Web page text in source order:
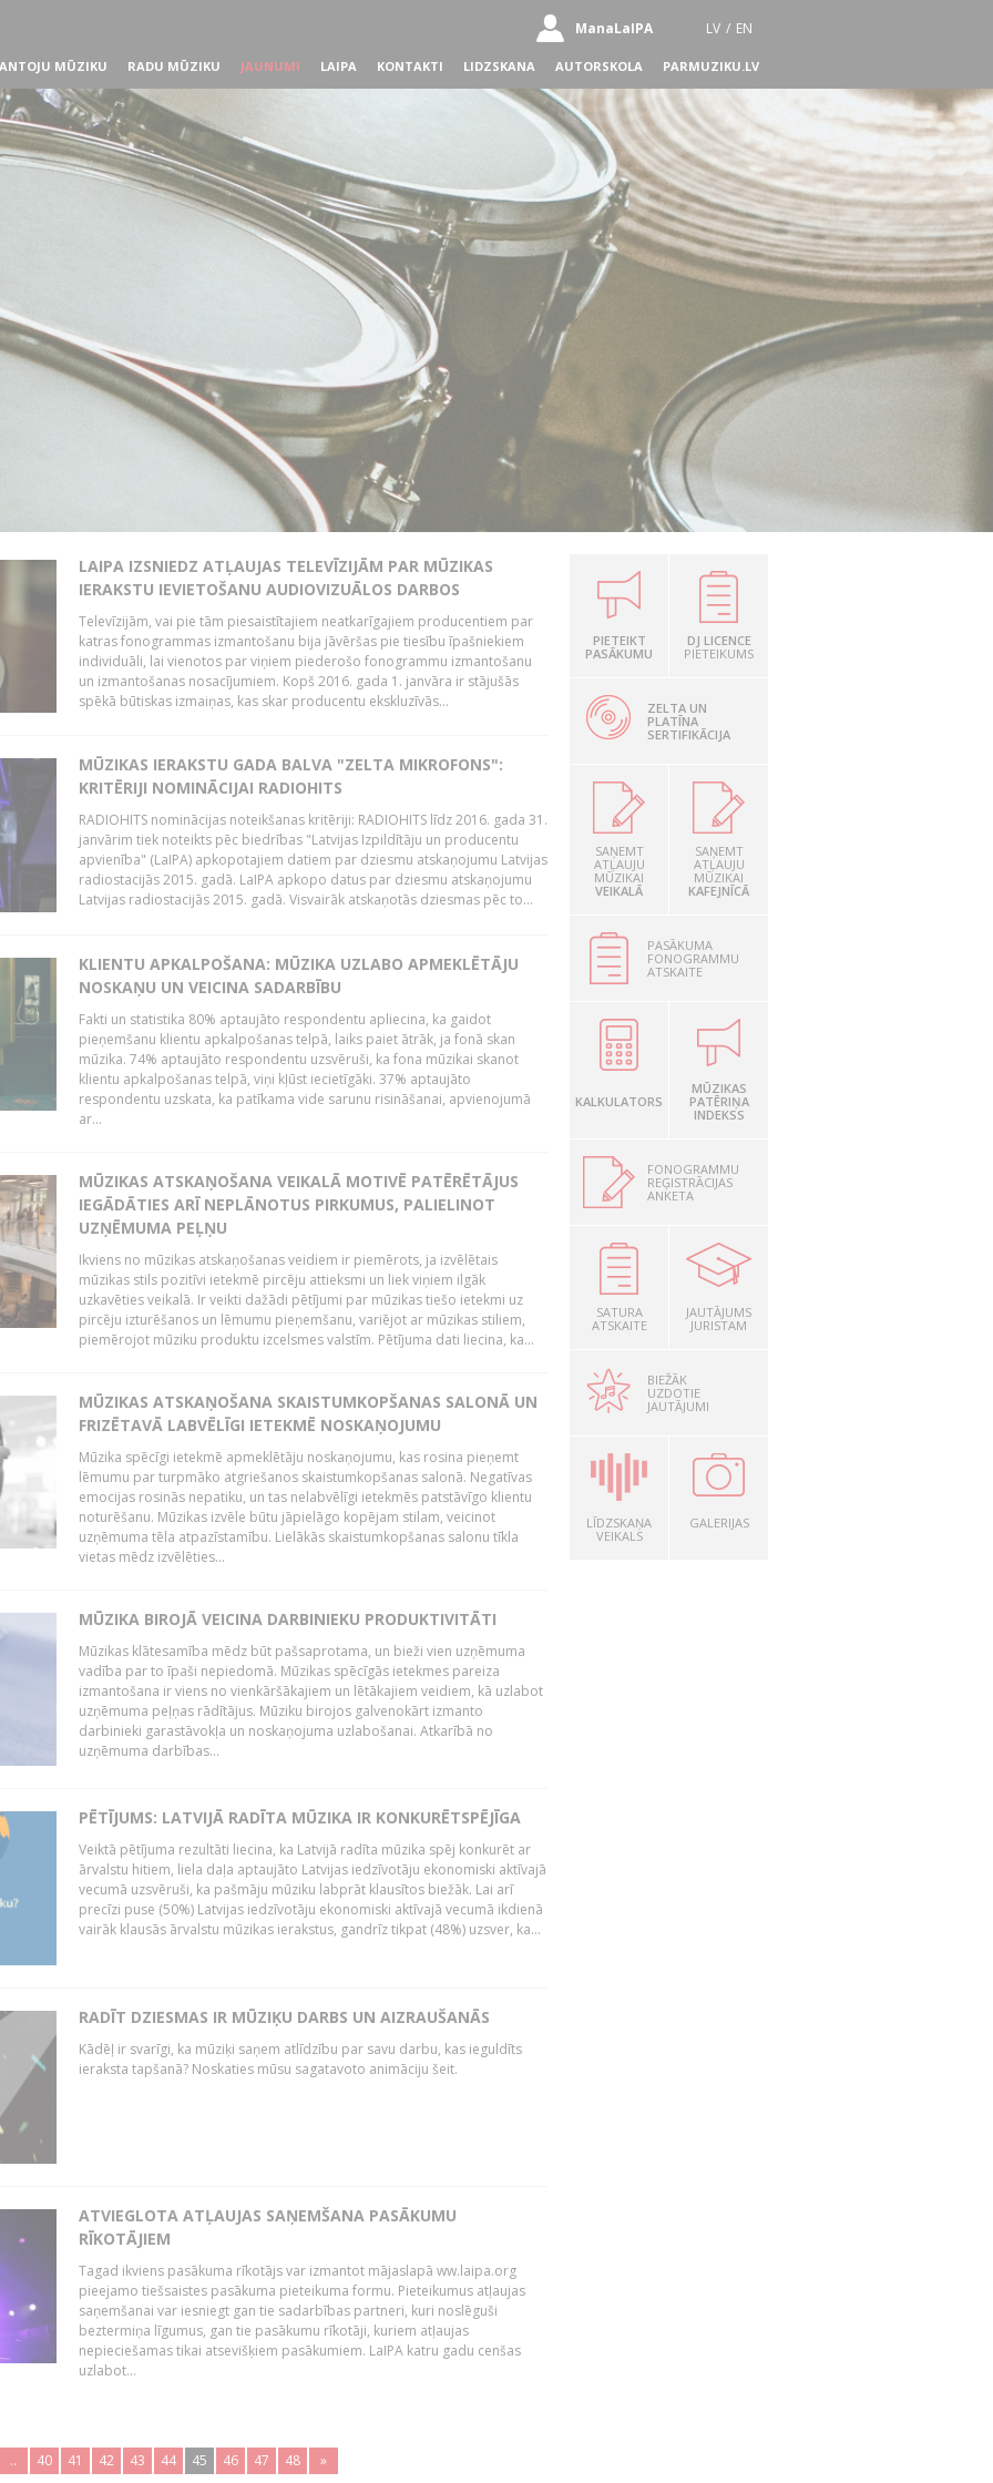
ManaLaIPA LV / EN
MŪZIKU RADU MŪZIKU JAUNUMI LAIPA KONTAKTI LIDZSKANA AUTORSKOLA PARMUZIKU.LV
LAIPA IZSNIEDZ ATĻAUJAS TELEVĪZIJĀM PAR MŪZIKAS
IERAKSTU IEVIETOŠANU AUDIOVIZUĀLOS DARBOS
Televīzijām, vai pie tām piesaistītajiem neatkarīgajiem producentiem par
katras fonogrammas izmantošanu bija jāvēršas pie tiesību īpašniekiem
individuāli, lai vienotos par viņiem piederošo fonogrammu izmantošanu
un izmantošanas nosacījumiem. Kopš 2016. gada 1. janvāra ir stājušās
spēkā būtiskas izmaiņas, kas skar producentu ekskluzīvās...
MŪZIKAS IERAKSTU GADA BALVA "ZELTA MIKROFONS":
KRITĒRIJI NOMINĀCIJAI RADIOHITS
RADIOHITS nominācijas noteikšanas kritēriji: RADIOHITS līdz 2016. gada 31.
janvārim tiek noteikts pēc biedrības "Latvijas Izpildītāju un producentu
apvienība" (LaIPA) apkopotajiem datiem par dziesmu atskaņojumu Latvijas
radiostacijās 2015. gadā. LaIPA apkopo datus par dziesmu atskaņojumu
Latvijas radiostacijās 2015. gadā. Visvairāk atskaņotās dziesmas pēc to...
KLIENTU APKALPOŠANA: MŪZIKA UZLABO APMEKLĒTĀJU
NOSKAŅU UN VEICINA SADARBĪBU
Fakti un statistika 80% aptaujāto respondentu apliecina, ka gaidot
pieņemšanu klientu apkalpošanas telpā, laiks paiet ātrāk, ja fonā skan
mūzika. 74% aptaujāto respondentu uzsvēruši, ka fona mūzikai skanot
klientu apkalpošanas telpā, viņi kļūst iecietīgāki. 37% aptaujāto
respondentu uzskata, ka patīkama vide sarunu risināšanai, apvienojumā
ar...
MŪZIKAS ATSKAŅOŠANA VEIKALĀ MOTIVĒ PATĒRĒTĀJUS
IEGĀDĀTIES ARĪ NEPLĀNOTUS PIRKUMUS, PALIELINOT
UZŅĒMUMA PEĻŅU
Ikviens no mūzikas atskaņošanas veidiem ir piemērots, ja izvēlētais
mūzikas stils pozitīvi ietekmē pircēju attieksmi un liek viņiem ilgāk
uzkavēties veikalā. Ir veikti dažādi pētījumi par mūzikas tiešo ietekmi uz
pircēju izturēšanos un lēmumu pieņemšanu, variējot ar mūzikas stiliem,
piemērojot mūziku produktu izcelsmes valstīm. Pētījuma dati liecina, ka...
MŪZIKAS ATSKAŅOŠANA SKAISTUMKOPŠANAS SALONĀ UN
FRIZĒTAVĀ LABVĒLĪGI IETEKMĒ NOSKAŅOJUMU
Mūzika spēcīgi ietekmē apmeklētāju noskaņojumu, kas rosina pieņemt
lēmumu par turpmāko atgriešanos skaistumkopšanas salonā. Negatīvas
emocijas rosinās nepatiku, un tas nelabvēlīgi ietekmēs patstāvīgo klientu
noturēšanu. Mūzikas izvēle būtu jāpielāgo kopējam stilam, veicinot
uzņēmuma tēla atpazīstamību. Lielākās skaistumkopšanas salonu tīkla
vietas mēdz izvēlēties...
MŪZIKA BIROJĀ VEICINA DARBINIEKU PRODUKTIVITĀTI
Mūzikas klātesamība mēdz būt pašsaprotama, un bieži vien uzņēmuma
vadība par to īpaši nepiedomā. Mūzikas spēcīgās ietekmes pareiza
izmantošana ir viens no vienkāršākajiem un lētākajiem veidiem, kā uzlabot
uzņēmuma peļņas rādītājus. Mūziku birojos galvenokārt izmanto
darbinieki garastāvokļa un noskaņojuma uzlabošanai. Atkarībā no
uzņēmuma darbības...
PĒTĪJUMS: LATVIJĀ RADĪTA MŪZIKA IR KONKURĒTSPĒJĪGA
Veiktā pētījuma rezultāti liecina, ka Latvijā radīta mūzika spēj konkurēt ar
ārvalstu hitiem, liela daļa aptaujāto Latvijas iedzīvotāju ekonomiski aktīvajā
vecumā uzsvēruši, ka pašmāju mūziku labprāt klausītos biežāk. Lai arī
precīzi puse (50%) Latvijas iedzīvotāju ekonomiski aktīvajā vecumā ikdienā
vairāk klausās ārvalstu mūzikas ierakstus, gandrīz tikpat (48%) uzsver, ka...
RADĪT DZIESMAS IR MŪZIĶU DARBS UN AIZRAUŠANĀS
Kādēļ ir svarīgi, ka mūziķi saņem atlīdzību par savu darbu, kas ieguldīts
ieraksta tapšanā? Noskaties mūsu sagatavoto animāciju šeit.
ATVIEGLOTA ATĻAUJAS SAŅEMŠANA PASĀKUMU
RĪKOTĀJIEM
Tagad ikviens pasākuma rīkotājs var izmantot mājaslapā ww.laipa.org
pieejamo tiešsaistes pasākuma pieteikuma formu. Pieteikumus atļaujas
saņemšanai var iesniegt gan tie sadarbības partneri, kuri noslēguši
beztermiņa līgumus, gan tie pasākumu rīkotāji, kuriem atļaujas
nepieciešamas tikai atsevišķiem pasākumiem. LaIPA katru gadu cenšas
uzlabot...
.. 40 41 42 43 44 45 46 47 48 »
PIETEIKT
PASĀKUMU
DJ LICENCE
PIETEIKUMS
ZELTA UN
PLATĪNA
SERTIFIKĀCIJA
SAŅEMT
ATĻAUJU
MŪZIKAI
VEIKALĀ
SAŅEMT
ATĻAUJU
MŪZIKAI
KAFEJNĪCĀ
PASĀKUMA
FONOGRAMMU
ATSKAITE
KALKULATORS
MŪZIKAS
PATĒRIŅA
INDEKSS
FONOGRAMMU
REĢISTRĀCIJAS
ANKETA
SATURA
ATSKAITE
JAUTĀJUMS
JURISTAM
BIEŽĀK
UZDOTIE
JAUTĀJUMI
LĪDZSKAŅA
VEIKALS
GALERIJAS